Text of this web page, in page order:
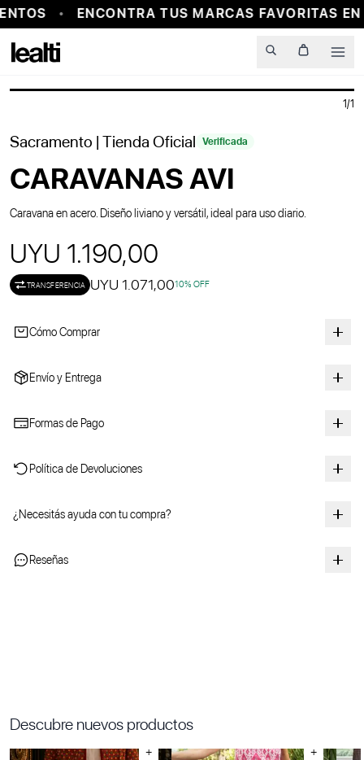
ENCONTRA TUS MARCAS FAVORITAS
1/1
Sacramento | Tienda Oficial Verificada
CARAVANAS AVI
Caravana en acero. Diseño liviano y versátil, ideal para uso diario.
UYU 1.190,00
TRANSFERENCIA UYU 1.071,0010% OFF
Cómo Comprar
Envío y Entrega
Formas de Pago
Política de Devoluciones
¿Necesitás ayuda con tu compra?
Reseñas
Descubre nuevos productos
+ +